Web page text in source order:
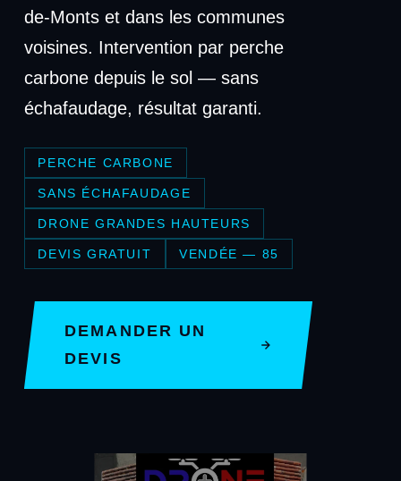
de-Monts et dans les communes
voisines. Intervention par perche
carbone depuis le sol — sans
échafaudage, résultat garanti.
PERCHE CARBONE
SANS ÉCHAFAUDAGE
DRONE GRANDES HAUTEURS
DEVIS GRATUIT VENDÉE — 85
DEMANDER UN
DEVIS